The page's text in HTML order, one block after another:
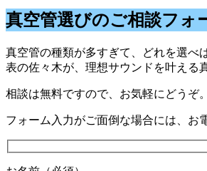
真空管選びのご相談フォ
真空管の種類が多すぎて、どれを選べ
表の佐々木が、理想サウンドを叶える
相談は無料ですので、お気軽にどうぞ。
フォーム入力がご面倒な場合には、お